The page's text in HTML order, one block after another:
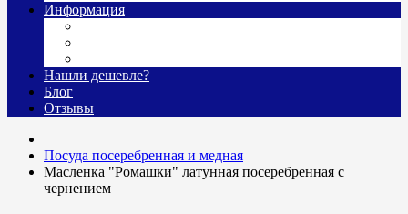
Информация
Нашли дешевле?
Блог
Отзывы
Посуда посеребренная и медная
Масленка "Ромашки" латунная посеребренная с
чернением